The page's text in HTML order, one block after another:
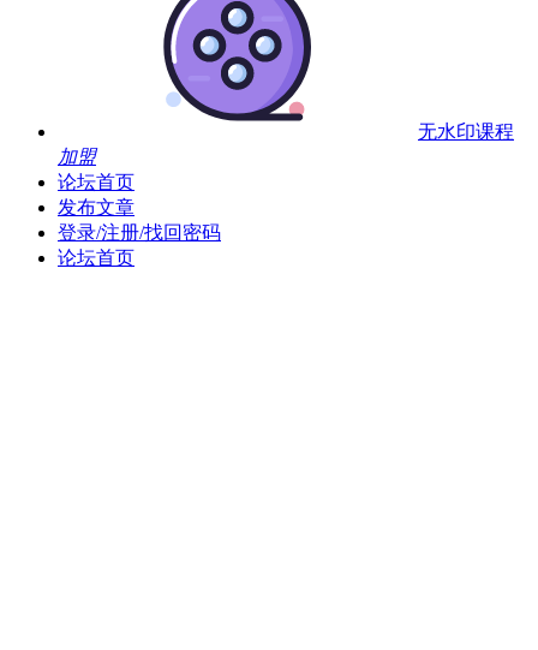
无水印课程
加盟
论坛首页
发布文章
登录/注册/找回密码
论坛首页